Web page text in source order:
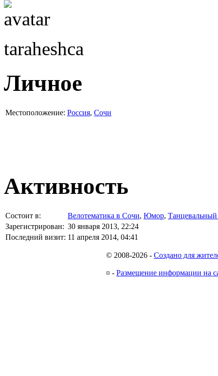
taraheshca
Личное
Местоположение: Россия, Сочи
Активность
Состоит в: Велотематика в Сочи, Юмор,
Зарегистрирован: 30 января 2013, 22:24
Последний визит: 11 апреля 2014, 04:41
© 2008-2026 - Создано для
¤ - Размещение информации на